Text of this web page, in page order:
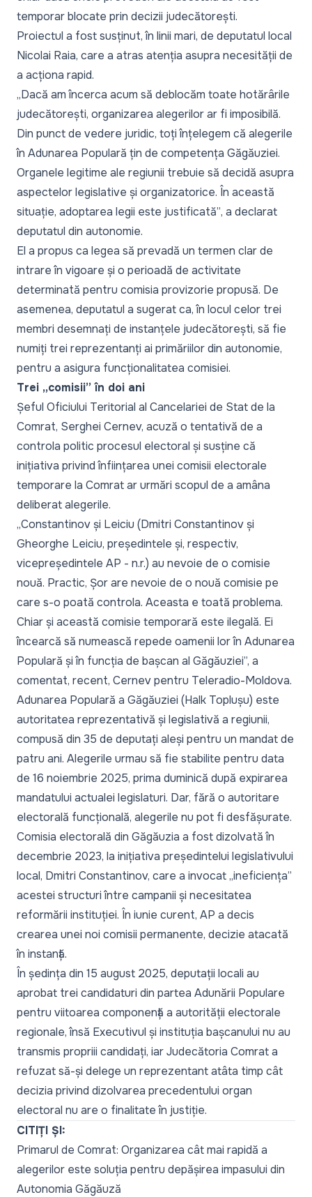
temporar blocate prin decizii judecătorești.
Proiectul a fost susținut, în linii mari, de deputatul local
Nicolai Raia, care a atras atenția asupra necesității de
a acționa rapid.
„Dacă am încerca acum să deblocăm toate hotărârile
judecătorești, organizarea alegerilor ar fi imposibilă.
Din punct de vedere juridic, toți înțelegem că alegerile
în Adunarea Populară țin de competența Găgăuziei.
Organele legitime ale regiunii trebuie să decidă asupra
aspectelor legislative și organizatorice. În această
situație, adoptarea legii este justificată”, a declarat
deputatul din autonomie.
El a propus ca legea să prevadă un termen clar de
intrare în vigoare și o perioadă de activitate
determinată pentru comisia provizorie propusă. De
asemenea, deputatul a sugerat ca, în locul celor trei
membri desemnați de instanțele judecătorești, să fie
numiți trei reprezentanți ai primăriilor din autonomie,
pentru a asigura funcționalitatea comisiei.
Trei „comisii” în doi ani
Șeful Oficiului Teritorial al Cancelariei de Stat de la
Comrat, Serghei Cernev, acuză o tentativă de a
controla politic procesul electoral și susține că
inițiativa privind înființarea unei comisii electorale
temporare la Comrat ar urmări scopul de a amâna
deliberat alegerile.
„Constantinov și Leiciu (Dmitri Constantinov și
Gheorghe Leiciu, președintele și, respectiv,
vicepreședintele AP - n.r.) au nevoie de o comisie
nouă. Practic, Șor are nevoie de o nouă comisie pe
care s-o poată controla. Aceasta e toată problema.
Chiar și această comisie temporară este ilegală. Ei
încearcă să numească repede oamenii lor în Adunarea
Populară și în funcția de bașcan al Găgăuziei”, a
comentat, recent, Cernev pentru Teleradio-Moldova.
Adunarea Populară a Găgăuziei (Halk Toplușu) este
autoritatea reprezentativă și legislativă a regiunii,
compusă din 35 de deputați aleși pentru un mandat de
patru ani. Alegerile urmau să fie stabilite pentru data
de 16 noiembrie 2025, prima duminică după expirarea
mandatului actualei legislaturi. Dar, fără o autoritare
electorală funcțională, alegerile nu pot fi desfășurate.
Comisia electorală din Găgăuzia a fost dizolvată în
decembrie 2023, la inițiativa președintelui legislativului
local, Dmitri Constantinov, care a invocat„ineficiența”
acestei structuri între campanii și necesitatea
reformării instituției. În iunie curent, AP a decis
crearea unei noi comisii permanente, decizie atacată
în instanță.
În ședința din 15 august 2025, deputații locali au
aprobat trei candidaturi din partea Adunării Populare
pentru viitoarea componență a autorității electorale
regionale, însă Executivul și instituția bașcanului nu au
transmis propriii candidați, iar Judecătoria Comrat a
refuzat să-și delege un reprezentant atâta timp cât
decizia privind dizolvarea precedentului organ
electoral nu are o finalitate în justiție.
CITIȚI ȘI:
Primarul de Comrat: Organizarea cât mai rapidă a
alegerilor este soluția pentru depășirea impasului din
Autonomia Găgăuză